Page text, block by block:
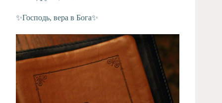
✨Господь, вера в Бога✨